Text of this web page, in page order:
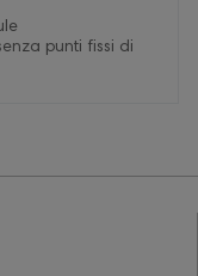
punti fissi di